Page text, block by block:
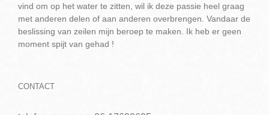
vind om op het water te zitten, wil ik deze passie heel graag
met anderen delen of aan anderen overbrengen. Vandaar de
beslissing van zeilen mijn beroep te maken. Ik heb er geen
moment spijt van gehad !
CONTACT